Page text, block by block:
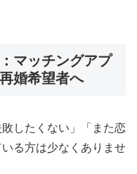
マッチングアプ
婚希望者へ
したくない」「また恋
る方は少なくありませ